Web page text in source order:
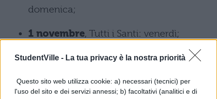
StudentVille - La tua privacy è la nostra priorità
Questo sito web utilizza cookie: a) necessari (tecnici) per
l'uso del sito e dei servizi annessi; b) facoltativi (analitici e di
domenica;
1 novembre, Tutti i Santi: venerdì;
8 dicembre, Immacolata Concezione: